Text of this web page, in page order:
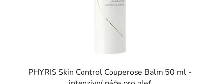
PHYRIS Skin Control Couperose Balm 50 ml -